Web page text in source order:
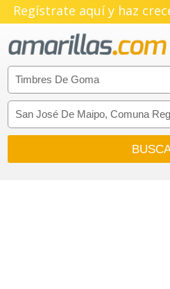
Regístrate aquí y haz